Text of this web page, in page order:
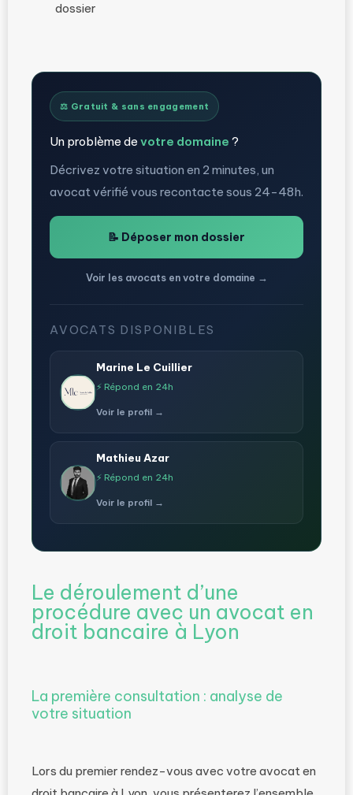
dossier
⚖️ Gratuit & sans engagement
Un problème de votre domaine ?
Décrivez votre situation en 2 minutes, un
avocat vérifié vous recontacte sous 24-48h.
📝 Déposer mon dossier
Voir les avocats en votre domaine →
AVOCATS DISPONIBLES
Marine Le Cuillier
⚡ Répond en 24h
Voir le profil →
Mathieu Azar
⚡ Répond en 24h
Voir le profil →
Le déroulement d’une
procédure avec un avocat en
droit bancaire à Lyon
La première consultation : analyse de
votre situation
Lors du premier rendez-vous avec votre avocat en